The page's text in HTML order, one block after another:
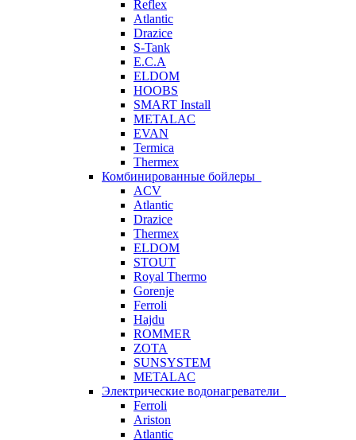
Reflex
Atlantic
Drazice
S-Tank
E.C.A
ELDOM
HOOBS
SMART Install
METALAC
EVAN
Termica
Thermex
Комбинированные бойлеры
ACV
Atlantic
Drazice
Thermex
ELDOM
STOUT
Royal Thermo
Gorenje
Ferroli
Hajdu
ROMMER
ZOTA
SUNSYSTEM
METALAC
Электрические водонагреватели
Ferroli
Ariston
Atlantic